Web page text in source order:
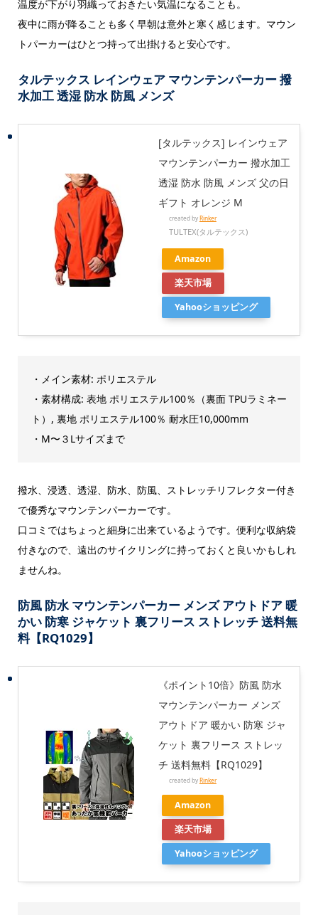
温度が下がり羽織っておきたい気温になることも。
夜中に雨が降ることも多く早朝は意外と寒く感じます。マウン
トパーカーはひとつ持って出掛けると安心です。
タルテックス レインウェア マウンテンパーカー 撥
水加工 透湿 防水 防風 メンズ
[タルテックス] レインウェア
マウンテンパーカー 撥水加工
透湿 防水 防風 メンズ 父の日
ギフト オレンジ M
created by Rinker
TULTEX(タルテックス)
Amazon
楽天市場
Yahooショッピング
・メイン素材: ポリエステル
・素材構成: 表地 ポリエステル100％（裏面 TPUラミネー
ト）, 裏地 ポリエステル100％ 耐水圧10,000mm
・M〜３Lサイズまで
撥水、浸透、透湿、防水、防風、ストレッチリフレクター付き
で優秀なマウンテンパーカーです。
口コミではちょっと細身に出来ているようです。便利な収納袋
付きなので、遠出のサイクリングに持っておくと良いかもしれ
ませんね。
防風 防水 マウンテンパーカー メンズ アウトドア 暖
かい 防寒 ジャケット 裏フリース ストレッチ 送料無
料【RQ1029】
《ポイント10倍》防風 防水
マウンテンパーカー メンズ
アウトドア 暖かい 防寒 ジャ
ケット 裏フリース ストレッ
チ 送料無料【RQ1029】
created byRinker
Amazon
楽天市場
Yahooショッピング